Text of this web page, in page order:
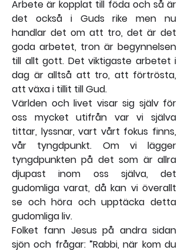
Arbete är kopplat till föda och så är
det också i Guds rike men nu
handlar det om att tro, det är det
goda arbetet, tron är begynnelsen
till allt gott. Det viktigaste arbetet i
dag är alltså att tro, att förtrösta,
att växa i tillit till Gud.
Världen och livet visar sig själv för
oss mycket utifrån var vi själva
tittar, lyssnar, vart vårt fokus finns,
vår tyngdpunkt. Om vi lägger
tyngdpunkten på det som är allra
djupast inom oss själva, det
gudomliga varat, då kan vi överallt
se och höra och upptäcka detta
gudomliga liv.
Folket fann Jesus på andra sidan
sjön och frågar: ”Rabbi, när kom du